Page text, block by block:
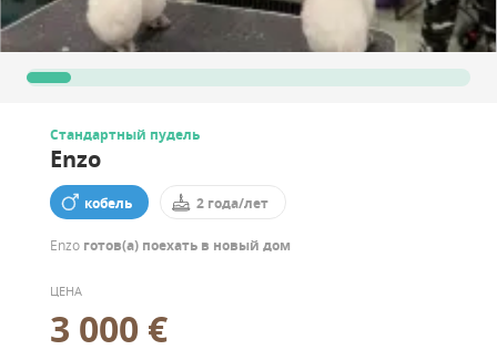
Стандартный пудель
Enzo
кобель 2 года/лет
Enzo готов(а) поехать в новый дом
ЦЕНА
3 000 €